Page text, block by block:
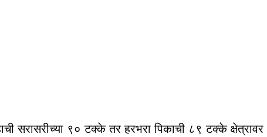
सरासरीच्या ९० टक्के तर हरभरा पिकाची ८९ टक्के क्षेत्रावर